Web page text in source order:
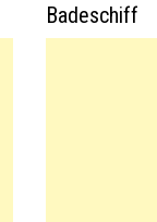
Badeschiff